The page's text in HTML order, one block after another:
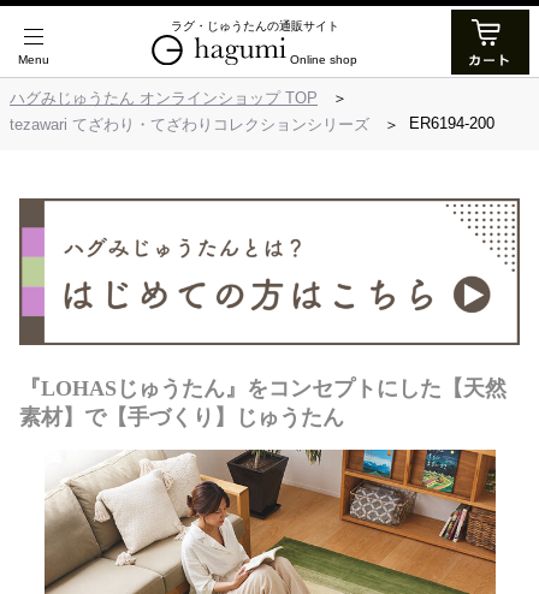
ラグ・じゅうたんの通販サイト
Online shop
ハグみじゅうたん オンラインショップ TOP
tezawari てざわり・てざわりコレクションシリーズ
ER6194-200
『LOHASじゅうたん』をコンセプトにした【天然
素材】で【手づくり】じゅうたん